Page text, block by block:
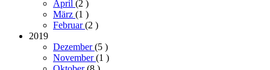
April (2 )
März (1 )
Februar(2 )
2019
Dezember(5 )
November(1 )